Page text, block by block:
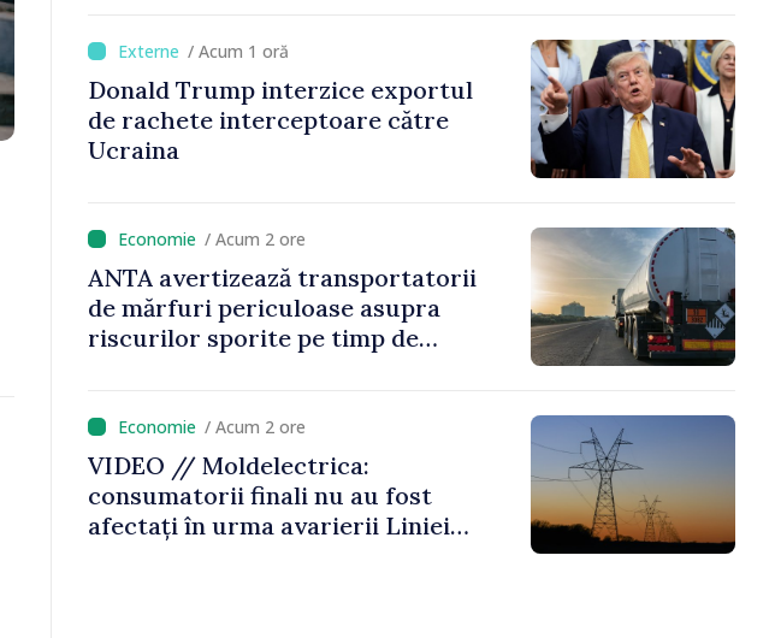
susținerea acestui parcurs”
/ Acum 1 oră
Donald Trump interzice exportul
de rachete interceptoare către
Ucraina
/ Acum 2 ore
ANTA avertizează transportatorii
de mărfuri periculoase asupra
riscurilor sporite pe timp de
/ Acum 2 ore
VIDEO // Moldelectrica:
consumatorii finali nu au fost
afectați în urma avarierii Liniei